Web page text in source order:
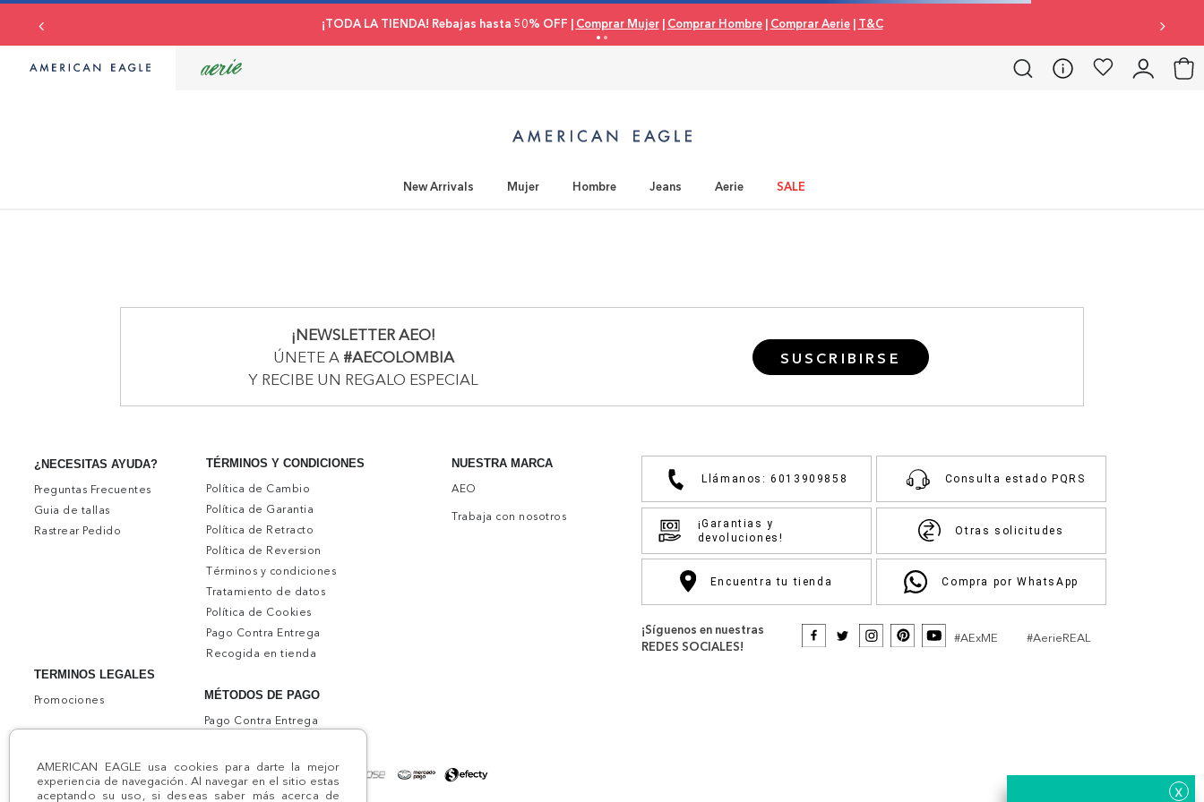
AMERICAN EAGLE usa cookies para darte la mejor
experiencia de navegación. Al navegar en el sitio estas
aceptando su uso, si deseas saber más acerca de
¡TODA LA TIENDA! Rebajas hasta 50% OFF | Comprar Mujer| Comprar Hombre| Comprar Aerie| T&C
New Arrivals Mujer Hombre Jeans Aerie SALE
x
¡NEWSLETTER AEO!
ÚNETE A #AECOLOMBIA
Y RECIBE UN REGALO ESPECIAL
SUSCRIBIRSE
¿NECESITAS AYUDA?
Preguntas Frecuentes
Guia de tallas
Rastrear Pedido
TERMINOS LEGALES
Promociones
TÉRMINOS Y CONDICIONES
Política de Cambio
Política de Garantia
Política de Retracto
Política de Reversion
Términos y condiciones
Tratamiento de datos
Política de Cookies
Pago Contra Entrega
Recogida en tienda
NUESTRA MARCA
AEO
Trabaja con nosotros
MÉTODOS DE PAGO
Pago Contra Entrega
Llámanos: 6013909858 Consulta estado PQRS
¡Garantias y
devoluciones!
Otras solicitudes
Encuentra tu tienda Compra por WhatsApp
¡Síguenos en nuestras
REDES SOCIALES!
#AExME #AerieREAL